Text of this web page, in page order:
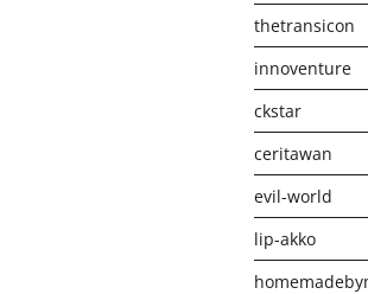
thetransicon
innoventure
ckstar
ceritawan
evil-world
lip-akko